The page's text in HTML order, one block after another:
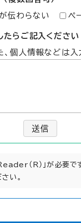
伝わらない ペ
たらご記入ください
個人情報などは入
送信
（R）」が必要で
い。